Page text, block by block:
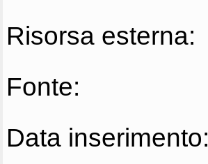
Risorsa esterna:
Fonte:
Data inserimento: